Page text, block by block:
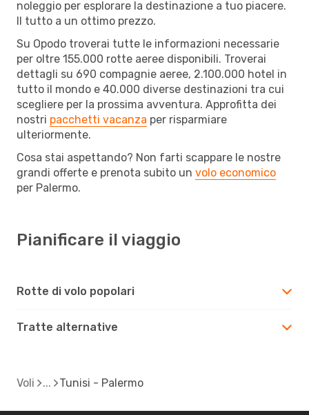
noleggio per esplorare la destinazione a tuo piacere.
Il tutto a un ottimo prezzo.
Su Opodo troverai tutte le informazioni necessarie
per oltre 155.000 rotte aeree disponibili. Troverai
dettagli su 690 compagnie aeree, 2.100.000 hotel in
tutto il mondo e 40.000 diverse destinazioni tra cui
scegliere per la prossima avventura. Approfitta dei
nostri pacchetti vacanza per risparmiare
ulteriormente.
Cosa stai aspettando? Non farti scappare le nostre
grandi offerte e prenota subito un volo economico
per Palermo.
Pianificare il viaggio
Rotte di volo popolari
Tratte alternative
Voli Tunisi - Palermo